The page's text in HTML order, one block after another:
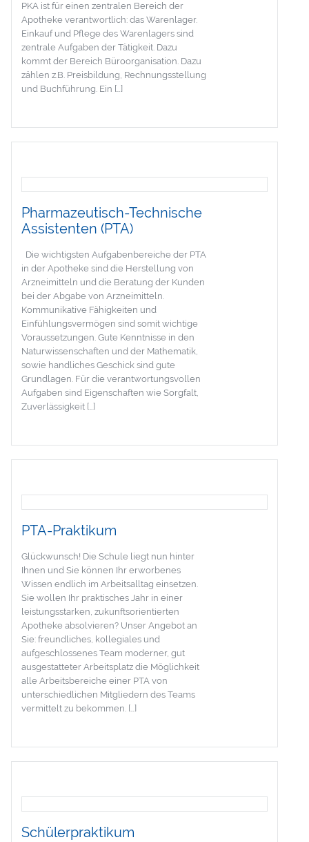
PKA ist für einen zentralen Bereich der
Apotheke verantwortlich: das Warenlager.
Einkauf und Pflege des Warenlagers sind
zentrale Aufgaben der Tätigkeit. Dazu
kommt der Bereich Büroorganisation. Dazu
zählen z.B. Preisbildung, Rechnungsstellung
und Buchführung. Ein […]
Pharmazeutisch-Technische
Assistenten (PTA)
Die wichtigsten Aufgabenbereiche der PTA
in der Apotheke sind die Herstellung von
Arzneimitteln und die Beratung der Kunden
bei der Abgabe von Arzneimitteln.
Kommunikative Fähigkeiten und
Einfühlungsvermögen sind somit wichtige
Voraussetzungen. Gute Kenntnisse in den
Naturwissenschaften und der Mathematik,
sowie handliches Geschick sind gute
Grundlagen. Für die verantwortungsvollen
Aufgaben sind Eigenschaften wie Sorgfalt,
Zuverlässigkeit […]
PTA-Praktikum
Glückwunsch! Die Schule liegt nun hinter
Ihnen und Sie können Ihr erworbenes
Wissen endlich im Arbeitsalltag einsetzen.
Sie wollen Ihr praktisches Jahr in einer
leistungsstarken, zukunftsorientierten
Apotheke absolvieren? Unser Angebot an
Sie: freundliches, kollegiales und
aufgeschlossenes Team moderner, gut
ausgestatteter Arbeitsplatz die Möglichkeit
alle Arbeitsbereiche einer PTA von
unterschiedlichen Mitgliedern des Teams
vermittelt zu bekommen. […]
Schülerpraktikum